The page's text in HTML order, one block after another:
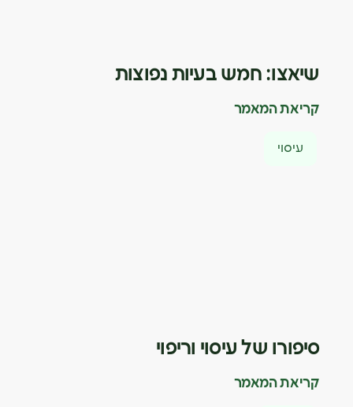
שיאצו: חמש בעיות נפוצות
קריאת המאמר
עיסוי
סיפורו של עיסוי וריפוי
קריאת המאמר